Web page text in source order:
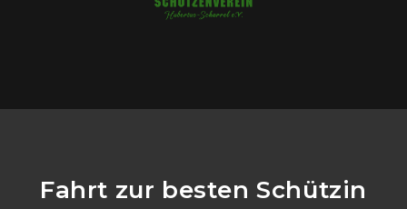
Fahrt zur besten Schützin